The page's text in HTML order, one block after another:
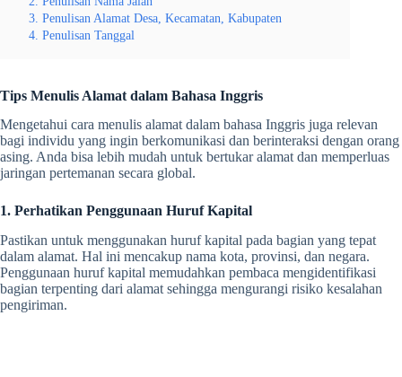
3. Penulisan Alamat Desa, Kecamatan, Kabupaten
4. Penulisan Tanggal
Tips Menulis Alamat dalam Bahasa Inggris
Mengetahui cara menulis alamat dalam bahasa Inggris juga relevan
bagi individu yang ingin berkomunikasi dan berinteraksi dengan orang
asing. Anda bisa lebih mudah untuk bertukar alamat dan memperluas
jaringan pertemanan secara global.
1. Perhatikan Penggunaan Huruf Kapital
Pastikan untuk menggunakan huruf kapital pada bagian yang tepat
dalam alamat. Hal ini mencakup nama kota, provinsi, dan negara.
Penggunaan huruf kapital memudahkan pembaca mengidentifikasi
bagian terpenting dari alamat sehingga mengurangi risiko kesalahan
pengiriman.